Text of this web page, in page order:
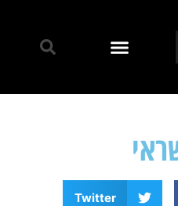
Twitter